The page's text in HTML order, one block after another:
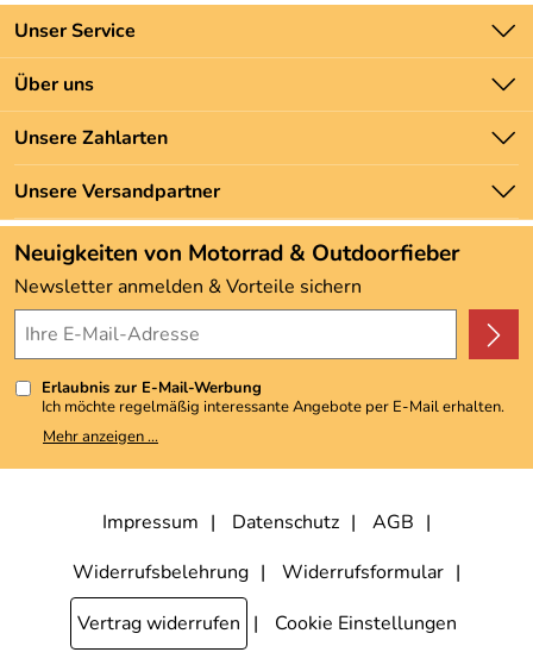
Unser Service
Kontakt
Batteriegesetz
Newsletter
Zahlung und Versand
Über uns
Unsere Bestseller
Marken
Neu
Angebote
Kundenbewertungen (3.493)
4,9/5*****
Unsere Zahlarten
Unsere Versandpartner
Neuigkeiten von Motorrad & Outdoorfieber
Newsletter anmelden & Vorteile sichern
Erlaubnis zur E-Mail-Werbung
Ich möchte regelmäßig interessante Angebote per E-Mail erhalten.
Meine E-Mail-Adresse wird nicht an andere Unternehmen
weitergegeben. Zu statistischen Zwecken wird in anonymer Form
kann ich jederzeit mit Wirkung für die Zukunft widerrufen, indem ich
den Link "Abmelden" am Ende des Newsletters anklicke. Die
Mehr anzeigen ...
Impressum Datenschutz
AGB
Widerrufsbelehrung
Widerrufsformular
Vertrag widerrufen
Cookie Einstellungen